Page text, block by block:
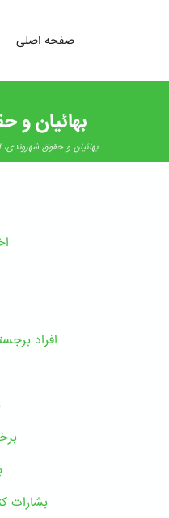
صفحه اصلی
بهائیان و
بهائیان و حقوق شهروندی،
افراد
بشارات